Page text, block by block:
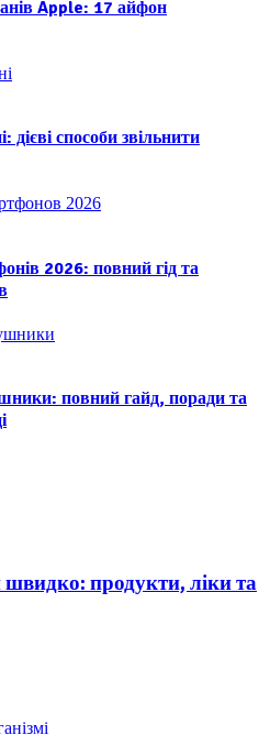
Apple: 17 айфон
способи звільнити
2026: повний гід та
повний гайд, поради та
швидко: продукти, ліки та